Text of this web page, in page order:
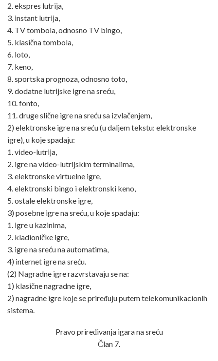
2. ekspres lutrija,
3. instant lutrija,
4. TV tombola, odnosno TV bingo,
5. klasična tombola,
6. loto,
7. keno,
8. sportska prognoza, odnosno toto,
9. dodatne lutrijske igre na sreću,
10. fonto,
11. druge slične igre na sreću sa izvlačenjem,
2) elektronske igre na sreću (u daljem tekstu: elektronske
igre), u koje spadaju:
1. video-lutrija,
2. igre na video-lutrijskim terminalima,
3. elektronske virtuelne igre,
4. elektronski bingo i elektronski keno,
5. ostale elektronske igre,
3) posebne igre na sreću, u koje spadaju:
1. igre u kazinima,
2. kladioničke igre,
3. igre na sreću na automatima,
4) internet igre na sreću.
(2) Nagradne igre razvrstavaju se na:
1) klasične nagradne igre,
2) nagradne igre koje se priređuju putem telekomunikacionih
sistema.
Pravo priređivanja igara na sreću
Član 7.